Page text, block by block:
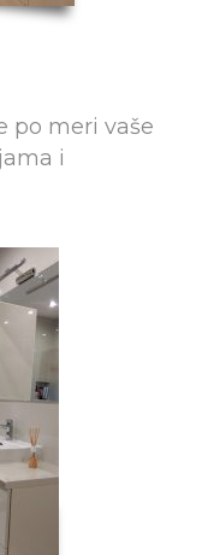
po meri vaše
i